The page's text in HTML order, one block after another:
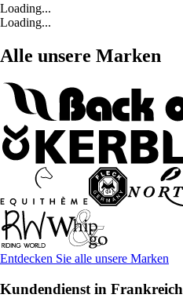
Loading...
Loading...
Alle unsere Marken
Entdecken Sie alle unsere Marken
Kundendienst in Frankreich